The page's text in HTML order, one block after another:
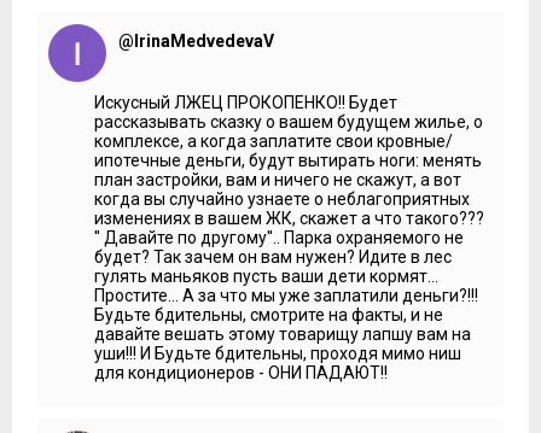
видим входную группу маленькую, которая не парадная,
с помощью которой дети могут выйти во внутренний двор
и поиграть. Мы видим, что есть несущие конструкции, на
пилоны, которые уже ближе к квартирам расположены.
Пространство, заполнены внешние стены
газосиликатным камнем. Отличие газосиликата от
пенобетона очень большое, не нужно их путать, это
именно газосиликат. Марка его Д600, что говорит о том,
что очень высокая несущая способность, вплоть до того,
что из них даже строятся трёхэтажные коттеджи. Хочется
отдельно добавить про наши ниши для кондиционеров.
Очень часто случается такая проблема, что дом,
красивая новостройка, появился, потом каждый жилец в
нужном именно ему месте располагает свой внешний
блок кондиционера. Они все чаще всего разные и бывают
разных цветов и поэтому смотрятся не очень красиво.
Здесь сделаны ниши для кондиционеров в едином стиле
и каждая на своём месте. У каждой квартиры минимум по
@IrinaMedvedevaV
Искусный ЛЖЕЦ ПРОКОПЕНКО!! Будет
рассказывать сказку о вашем будущем жилье, о
комплексе, а когда заплатите свои кровные/
ипотечные деньги, будут вытирать ноги: менять
план застройки, вам и ничего не скажут, а вот
когда вы случайно узнаете о неблагоприятных
изменениях в вашем ЖК, скажет а что такого???
'' Давайте по другому''.. Парка охраняемого не
будет? Так зачем он вам нужен? Идите в лес
гулять маньяков пусть ваши дети кормят...
Простите... А за что мы уже заплатили деньги?!!!
Будьте бдительны, смотрите на факты, и не
давайте вешать этому товарищу лапшу вам на
уши!!! И Будьте бдительны, проходя мимо ниш
для кондиционеров - ОНИ ПАДАЮТ!!